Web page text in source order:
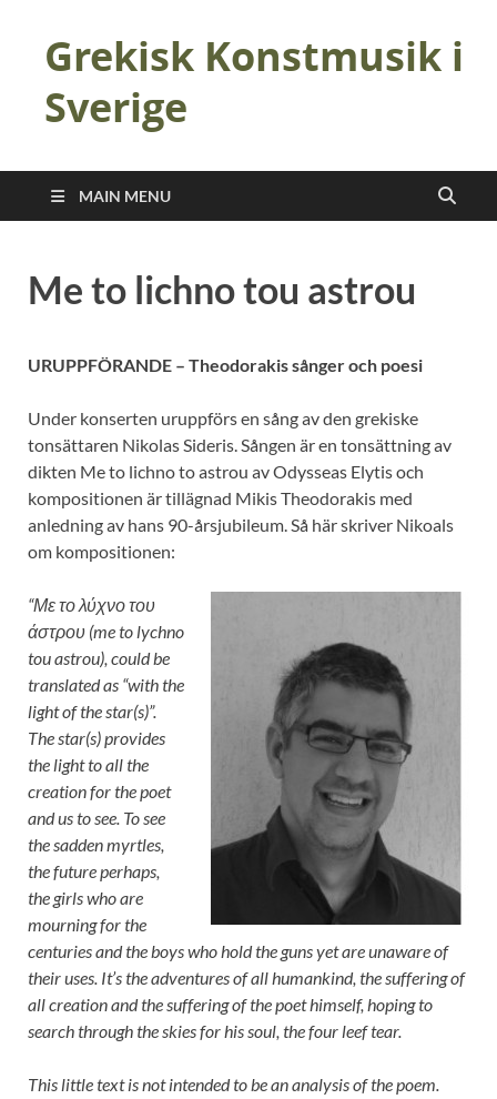
Grekisk Konstmusik i
Sverige
MAIN MENU
Me to lichno tou astrou
URUPPFÖRANDE – Theodorakis sånger och poesi
Under konserten uruppförs en sång av den grekiske
tonsättaren Nikolas Sideris. Sången är en tonsättning av
dikten Me to lichno to astrou av Odysseas Elytis och
kompositionen är tillägnad Mikis Theodorakis med
anledning av hans 90-årsjubileum. Så här skriver Nikoals
om kompositionen:
“Με το λύχνο του
άστρου (me to lychno
tou astrou), could be
translated as “with the
light of the star(s)”.
The star(s) provides
the light to all the
creation for the poet
and us to see. To see
the sadden myrtles,
the future perhaps,
the girls who are
mourning for the
centuries and the boys who hold the guns yet are unaware of
their uses. It’s the adventures of all humankind, the suffering of
all creation and the suffering of the poet himself, hoping to
search through the skies for his soul, the four leef tear.
This little text is not intended to be an analysis of the poem.